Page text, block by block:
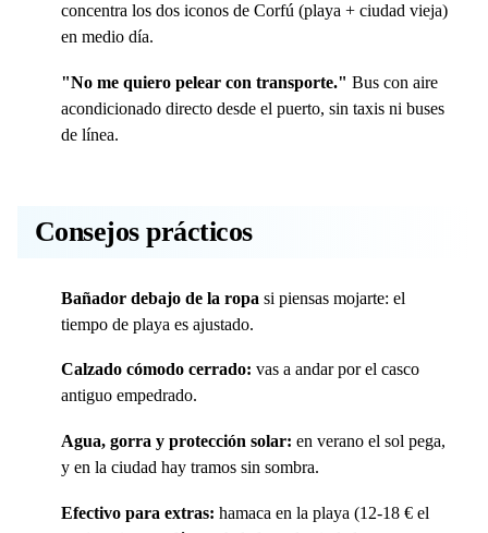
concentra los dos iconos de Corfú (playa + ciudad vieja)
en medio día.
"No me quiero pelear con transporte." Bus con aire
acondicionado directo desde el puerto, sin taxis ni buses
de línea.
Consejos prácticos
Bañador debajo de la ropa si piensas mojarte: el
tiempo de playa es ajustado.
Calzado cómodo cerrado: vas a andar por el casco
antiguo empedrado.
Agua, gorra y protección solar: en verano el sol pega,
y en la ciudad hay tramos sin sombra.
Efectivo para extras: hamaca en la playa (12-18 € el